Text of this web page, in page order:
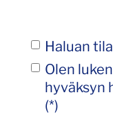
Haluan
Olen
hyväksyn
(*)